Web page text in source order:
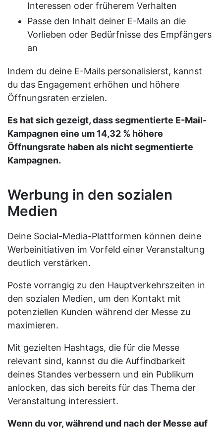
Interessen oder früherem Verhalten
Passe den Inhalt deiner E-Mails an die
Vorlieben oder Bedürfnisse des Empfängers
an
Indem du deine E-Mails personalisierst, kannst
du das Engagement erhöhen und höhere
Öffnungsraten erzielen.
Es hat sich gezeigt, dass segmentierte E-Mail-
Kampagnen eine um 14,32 % höhere
Öffnungsrate haben als nicht segmentierte
Kampagnen.
Werbung in den sozialen
Medien
Deine Social-Media-Plattformen können deine
Werbeinitiativen im Vorfeld einer Veranstaltung
deutlich verstärken.
Poste vorrangig zu den Hauptverkehrszeiten in
den sozialen Medien, um den Kontakt mit
potenziellen Kunden während der Messe zu
maximieren.
Mit gezielten Hashtags, die für die Messe
relevant sind, kannst du die Auffindbarkeit
deines Standes verbessern und ein Publikum
anlocken, das sich bereits für das Thema der
Veranstaltung interessiert.
Wenn du vor, während und nach der Messe auf